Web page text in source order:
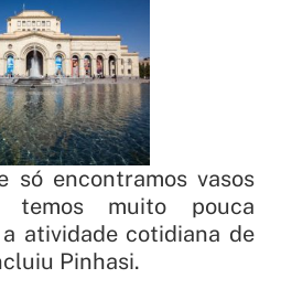
só encontramos vasos
temos muito pouca
atividade cotidiana de
Pinhasi.